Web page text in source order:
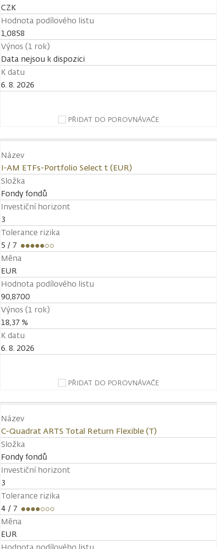
CZK
Hodnota podílového listu
1,0858
Výnos (1 rok)
Data nejsou k dispozici
K datu
6. 8. 2026
PŘIDAT DO POROVNÁVAČE
Název
I-AM ETFs-Portfolio Select t (EUR)
Složka
Fondy fondů
Investiční horizont
3
Tolerance rizika
5 / 7
Měna
EUR
Hodnota podílového listu
90,8700
Výnos (1 rok)
18,37 %
K datu
6. 8. 2026
PŘIDAT DO POROVNÁVAČE
Název
C-Quadrat ARTS Total Return Flexible (T)
Složka
Fondy fondů
Investiční horizont
3
Tolerance rizika
4 / 7
Měna
EUR